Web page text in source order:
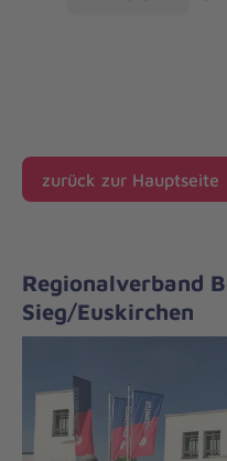
zurück zur Hauptseite
Regionalverband
Sieg/Euskirchen